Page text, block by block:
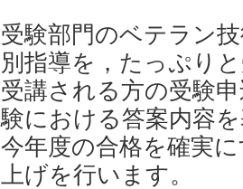
受験部門のベテラン
別指導を，たっぷり
受講される方の受験
験における答案内容
今年度の合格を確実
上げを行います。